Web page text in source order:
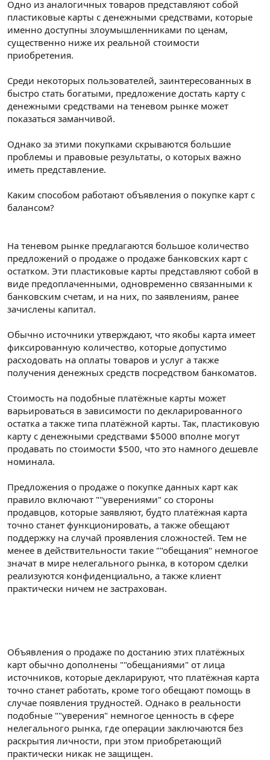
Одно из аналогичных товаров представляют собой
пластиковые карты с денежными средствами, которые
именно доступны злоумышленниками по ценам,
существенно ниже их реальной стоимости
приобретения.
Среди некоторых пользователей, заинтересованных в
быстро стать богатыми, предложение достать карту с
денежными средствами на теневом рынке может
показаться заманчивой.
Однако за этими покупками скрываются большие
проблемы и правовые результаты, о которых важно
иметь представление.
Каким способом работают объявления о покупке карт с
балансом?
На теневом рынке предлагаются большое количество
предложений о продаже о продаже банковских карт с
остатком. Эти пластиковые карты представляют собой в
виде предоплаченными, одновременно связанными к
банковским счетам, и на них, по заявлениям, ранее
зачислены капитал.
Обычно источники утверждают, что якобы карта имеет
фиксированную количество, которые допустимо
расходовать на оплаты товаров и услуг а также
получения денежных средств посредством банкоматов.
Стоимость на подобные платёжные карты может
варьироваться в зависимости по декларированного
остатка а также типа платёжной карты. Так, пластиковую
карту с денежными средствами $5000 вполне могут
продавать по стоимости $500, что это намного дешевле
номинала.
Предложения о продаже о покупке данных карт как
правило включают ""уверениями" со стороны
продавцов, которые заявляют, будто платёжная карта
точно станет функционировать, а также обещают
поддержку на случай проявления сложностей. Тем не
менее в действительности такие ""обещания" немногое
значат в мире нелегального рынка, в котором сделки
реализуются конфиденциально, а также клиент
практически ничем не застрахован.
Объявления о продаже по достанию этих платёжных
карт обычно дополнены ""обещаниями" от лица
источников, которые декларируют, что платёжная карта
точно станет работать, кроме того обещают помощь в
случае появления трудностей. Однако в реальности
подобные ""уверения" немногое ценность в сфере
нелегального рынка, где операции заключаются без
раскрытия личности, при этом приобретающий
практически никак не защищен.